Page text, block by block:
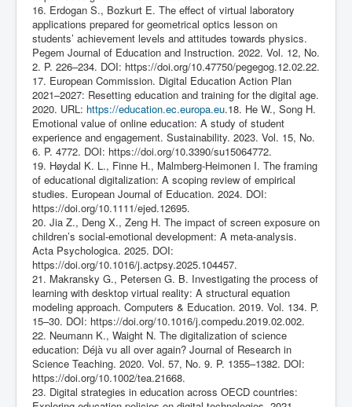
16. Erdogan S., Bozkurt E. The effect of virtual laboratory
applications prepared for geometrical optics lesson on
students’ achievement levels and attitudes towards physics.
Pegem Journal of Education and Instruction. 2022. Vol. 12, No.
2. P. 226–234. DOI: https://doi.org/10.47750/pegegog.12.02.22.
17. European Commission. Digital Education Action Plan
2021–2027: Resetting education and training for the digital age.
2020. URL: https://education.ec.europa.eu.18. He W., Song H.
Emotional value of online education: A study of student
experience and engagement. Sustainability. 2023. Vol. 15, No.
6. P. 4772. DOI: https://doi.org/10.3390/su15064772.
19. Høydal K. L., Finne H., Malmberg-Heimonen I. The framing
of educational digitalization: A scoping review of empirical
studies. European Journal of Education. 2024. DOI:
https://doi.org/10.1111/ejed.12695.
20. Jia Z., Deng X., Zeng H. The impact of screen exposure on
children’s social-emotional development: A meta-analysis.
Acta Psychologica. 2025. DOI:
https://doi.org/10.1016/j.actpsy.2025.104457.
21. Makransky G., Petersen G. B. Investigating the process of
learning with desktop virtual reality: A structural equation
modeling approach. Computers & Education. 2019. Vol. 134. P.
15–30. DOI: https://doi.org/10.1016/j.compedu.2019.02.002.
22. Neumann K., Waight N. The digitalization of science
education: Déjà vu all over again? Journal of Research in
Science Teaching. 2020. Vol. 57, No. 9. P. 1355–1382. DOI:
https://doi.org/10.1002/tea.21668.
23. Digital strategies in education across OECD countries: